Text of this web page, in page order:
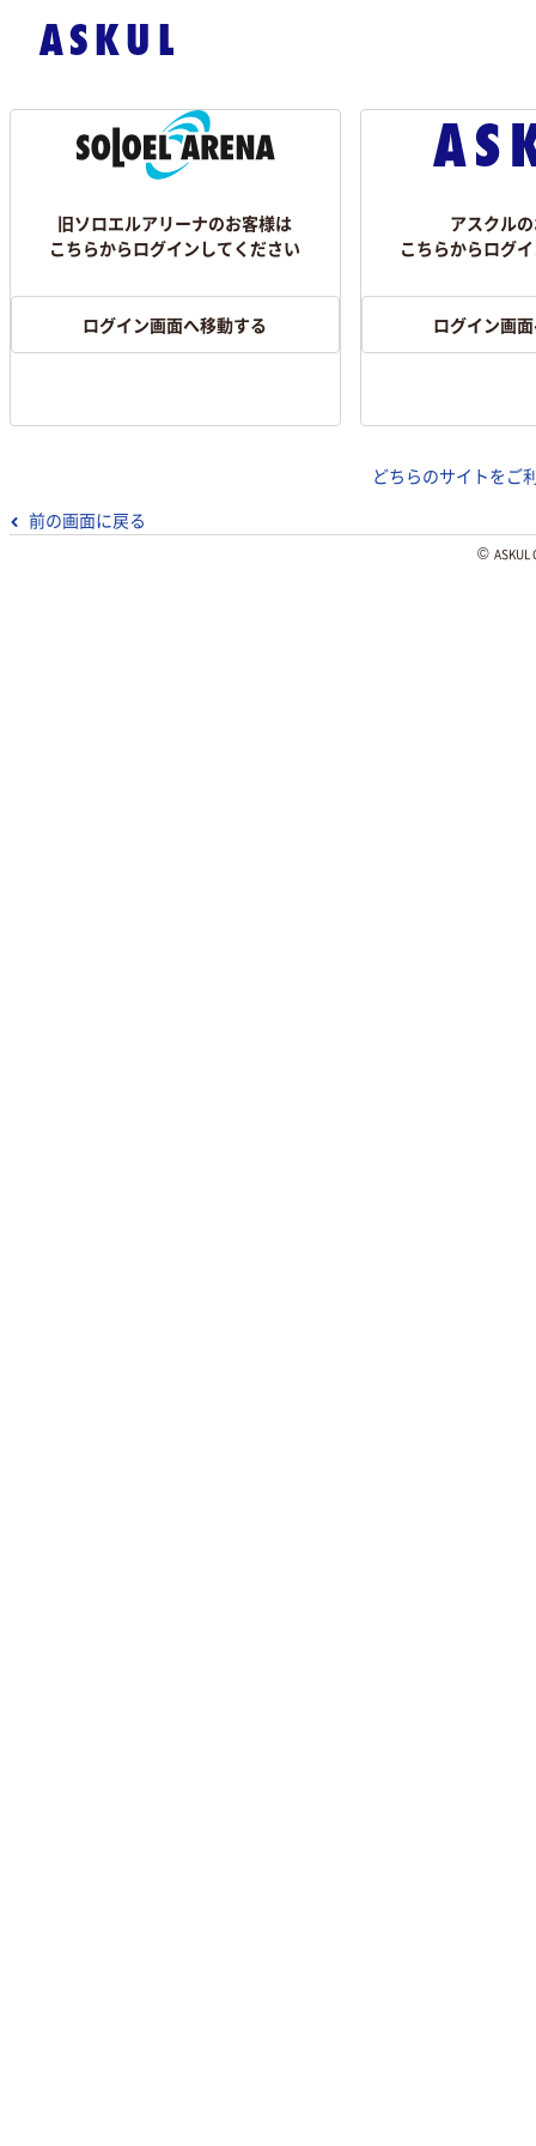
旧ソロエルアリーナのお客様は
こちらからログインしてください
ログイン画面へ移動する
アスクル
こちらからログ
ログイン画
どちらのサイトをご
前の画面に戻る
©